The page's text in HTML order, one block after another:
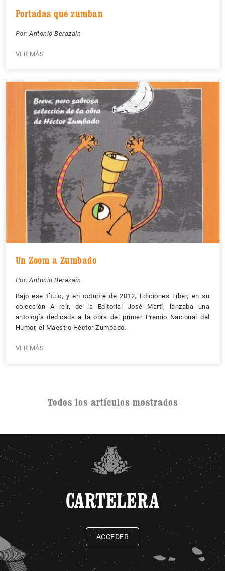
Portadas que zumban
Por: Antonio Berazaín
VER MÁS
Un Zoom a Zumbado
Por:Antonio Berazaín
Bajo ese título, y en octubre de 2012, Ediciones Líber, en su
colección A reír, de la Editorial José Martí, lanzaba una
antología dedicada a la obra del primer Premio Nacional del
Humor, el Maestro Héctor Zumbado.
VER MÁS
Todos los artículos mostrados
CARTELERA
ACCEDER